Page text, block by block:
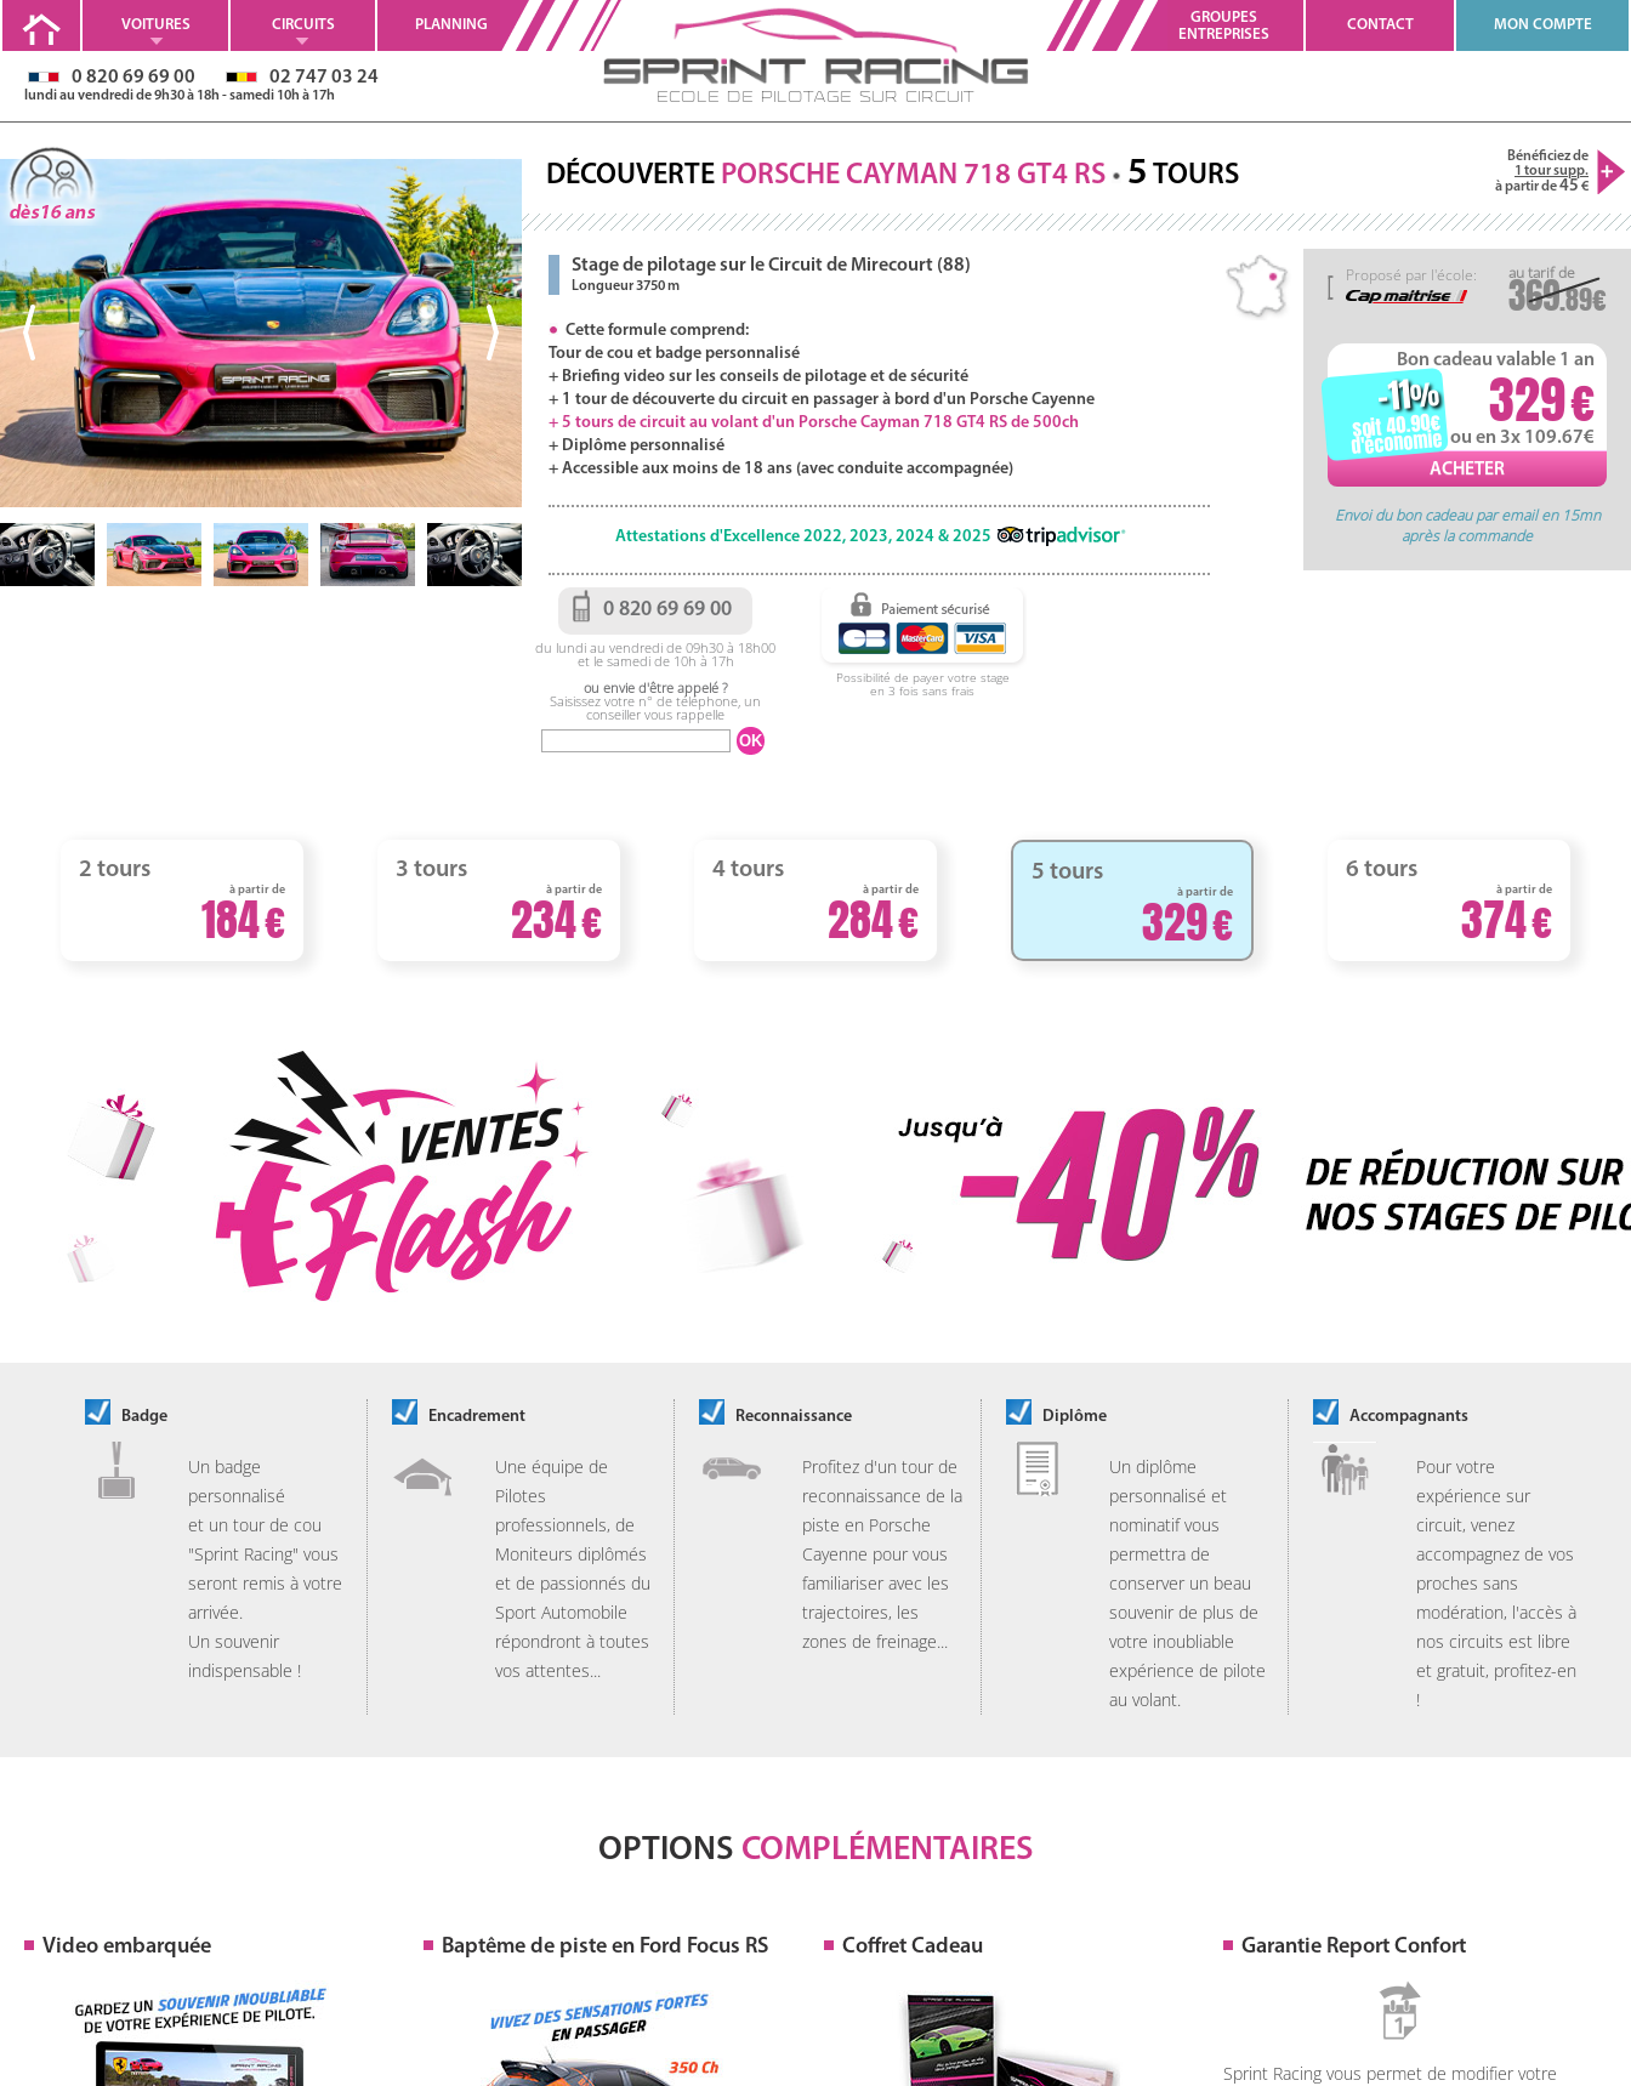
Ecole de Pilotage sur Circuit
VOITURES CIRCUITS PLANNING
GROUPES
ENTREPRISES
CONTACT MON COMPTE
0 820 69 69 00 02 747 03 24
lundi au vendredi de 9h30 à 18h - samedi 10h à 17h
Bénéficiez de
1 tour supp.
à partir de45
DÉCOUVERTE PORSCHE CAYMAN 718 GT4 RS 5 TOURS
369.89
Proposé par l'école:
Bon cadeau valable 1 an
329
ou en 3x 109.67
-11%
soit 40.90
d'économie
Envoi du bon cadeau par email en 15mn
après la commande
Stage de pilotage sur le Circuit de Mirecourt (88)
Longueur 3750 m
Cette formule comprend:
Tour de cou et badge personnalisé
+ Briefing video sur les conseils de pilotage et de sécurité
+ 1 tour de découverte du circuit en passager à bord d'un Porsche Cayenne
+ 5 tours de circuit au volant d'un Porsche Cayman 718 GT4 RS de 500ch
+ Diplôme personnalisé
+ Accessible aux moins de 18 ans (avec conduite accompagnée)
Attestations d'Excellence 2022, 2023, 2024 & 2025
0 820 69 69 00
du lundi au vendredi de 09h30 à 18h00
et le samedi de 10h à 17h
ou envie d'être appelé ?
Saisissez votre n° de téléphone, un
conseiller vous rappelle
Possibilité de payer votre stage
en 3 fois sans frais
2 tours
à partir de
184
3 tours
à partir de
234
4 tours
à partir de
284
5 tours
à partir de
329
6 tours
à partir de
374
Badge
Un badge
personnalisé
et un tour de cou
"Sprint Racing" vous
seront remis à votre
arrivée.
Un souvenir
indispensable !
Encadrement
Une équipe de
Pilotes
professionnels, de
Moniteurs diplômés
et de passionnés du
Sport Automobile
répondront à toutes
vos attentes...
Reconnaissance
Profitez d'un tour de
reconnaissance de la
piste en Porsche
Cayenne pour vous
familiariser avec les
trajectoires, les
zones de freinage...
Diplôme
Un diplôme
personnalisé et
nominatif vous
permettra de
conserver un beau
souvenir de plus de
votre inoubliable
expérience de pilote
au volant.
Accompagnants
Pour votre
expérience sur
circuit, venez
accompagnez de vos
proches sans
modération, l'accès à
nos circuits est libre
et gratuit, profitez-en
!
OPTIONS COMPLÉMENTAIRES
Video embarquée Baptême de piste en Ford Focus RS Coffret Cadeau Garantie Report Confort
Sprint Racing vous permet de modifier votre